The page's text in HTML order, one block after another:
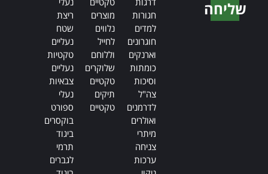
שליחה
חגורות
למדים
חוגרונים
וארנקים
כומתות
וסיכות
צה"ל
לדרמנים
ואולרים
מיתרי
צניחה
ערכות
מוצרים
נלווים
לחייל
וללוחם
שלוקרים
טקטיים
תיקים
טקטיים
ריצת
שטח
נעליים
טקטיות
נעליים
צבאיות
נעלי
ספורט
בוקסרים
ביגוד
תרמי
לגברים